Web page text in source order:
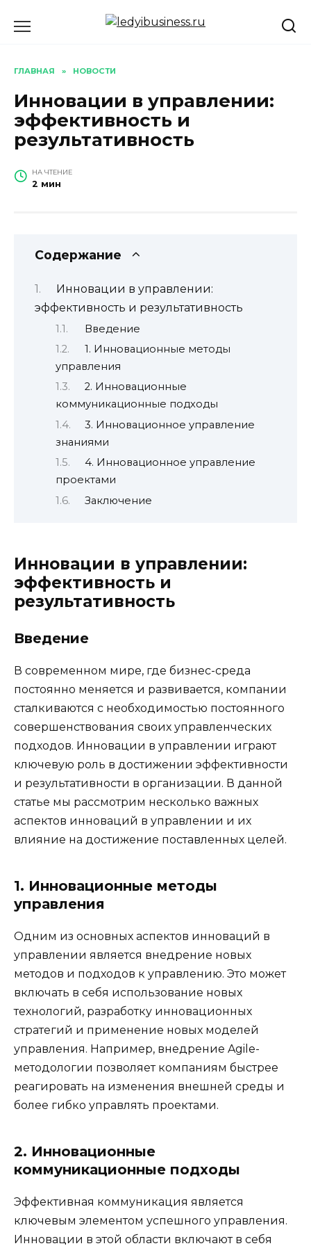
ГЛАВНАЯ » НОВОСТИ
Инновации в управлении:
эффективность и
результативность
НА ЧТЕНИЕ
2 мин
Содержание
Инновации в управлении:
эффективность и результативность
Введение
1. Инновационные методы
управления
2. Инновационные
коммуникационные подходы
3. Инновационное управление
знаниями
4. Инновационное управление
проектами
Заключение
Инновации в управлении:
эффективность и
результативность
Введение
В современном мире, где бизнес-среда
постоянно меняется и развивается, компании
сталкиваются с необходимостью постоянного
совершенствования своих управленческих
подходов. Инновации в управлении играют
ключевую роль в достижении эффективности
и результативности в организации. В данной
статье мы рассмотрим несколько важных
аспектов инноваций в управлении и их
влияние на достижение поставленных целей.
1. Инновационные методы
управления
Одним из основных аспектов инноваций в
управлении является внедрение новых
методов и подходов к управлению. Это может
включать в себя использование новых
технологий, разработку инновационных
стратегий и применение новых моделей
управления. Например, внедрение Agile-
методологии позволяет компаниям быстрее
реагировать на изменения внешней среды и
более гибко управлять проектами.
2. Инновационные
коммуникационные подходы
Эффективная коммуникация является
ключевым элементом успешного управления.
Инновации в этой области включают в себя